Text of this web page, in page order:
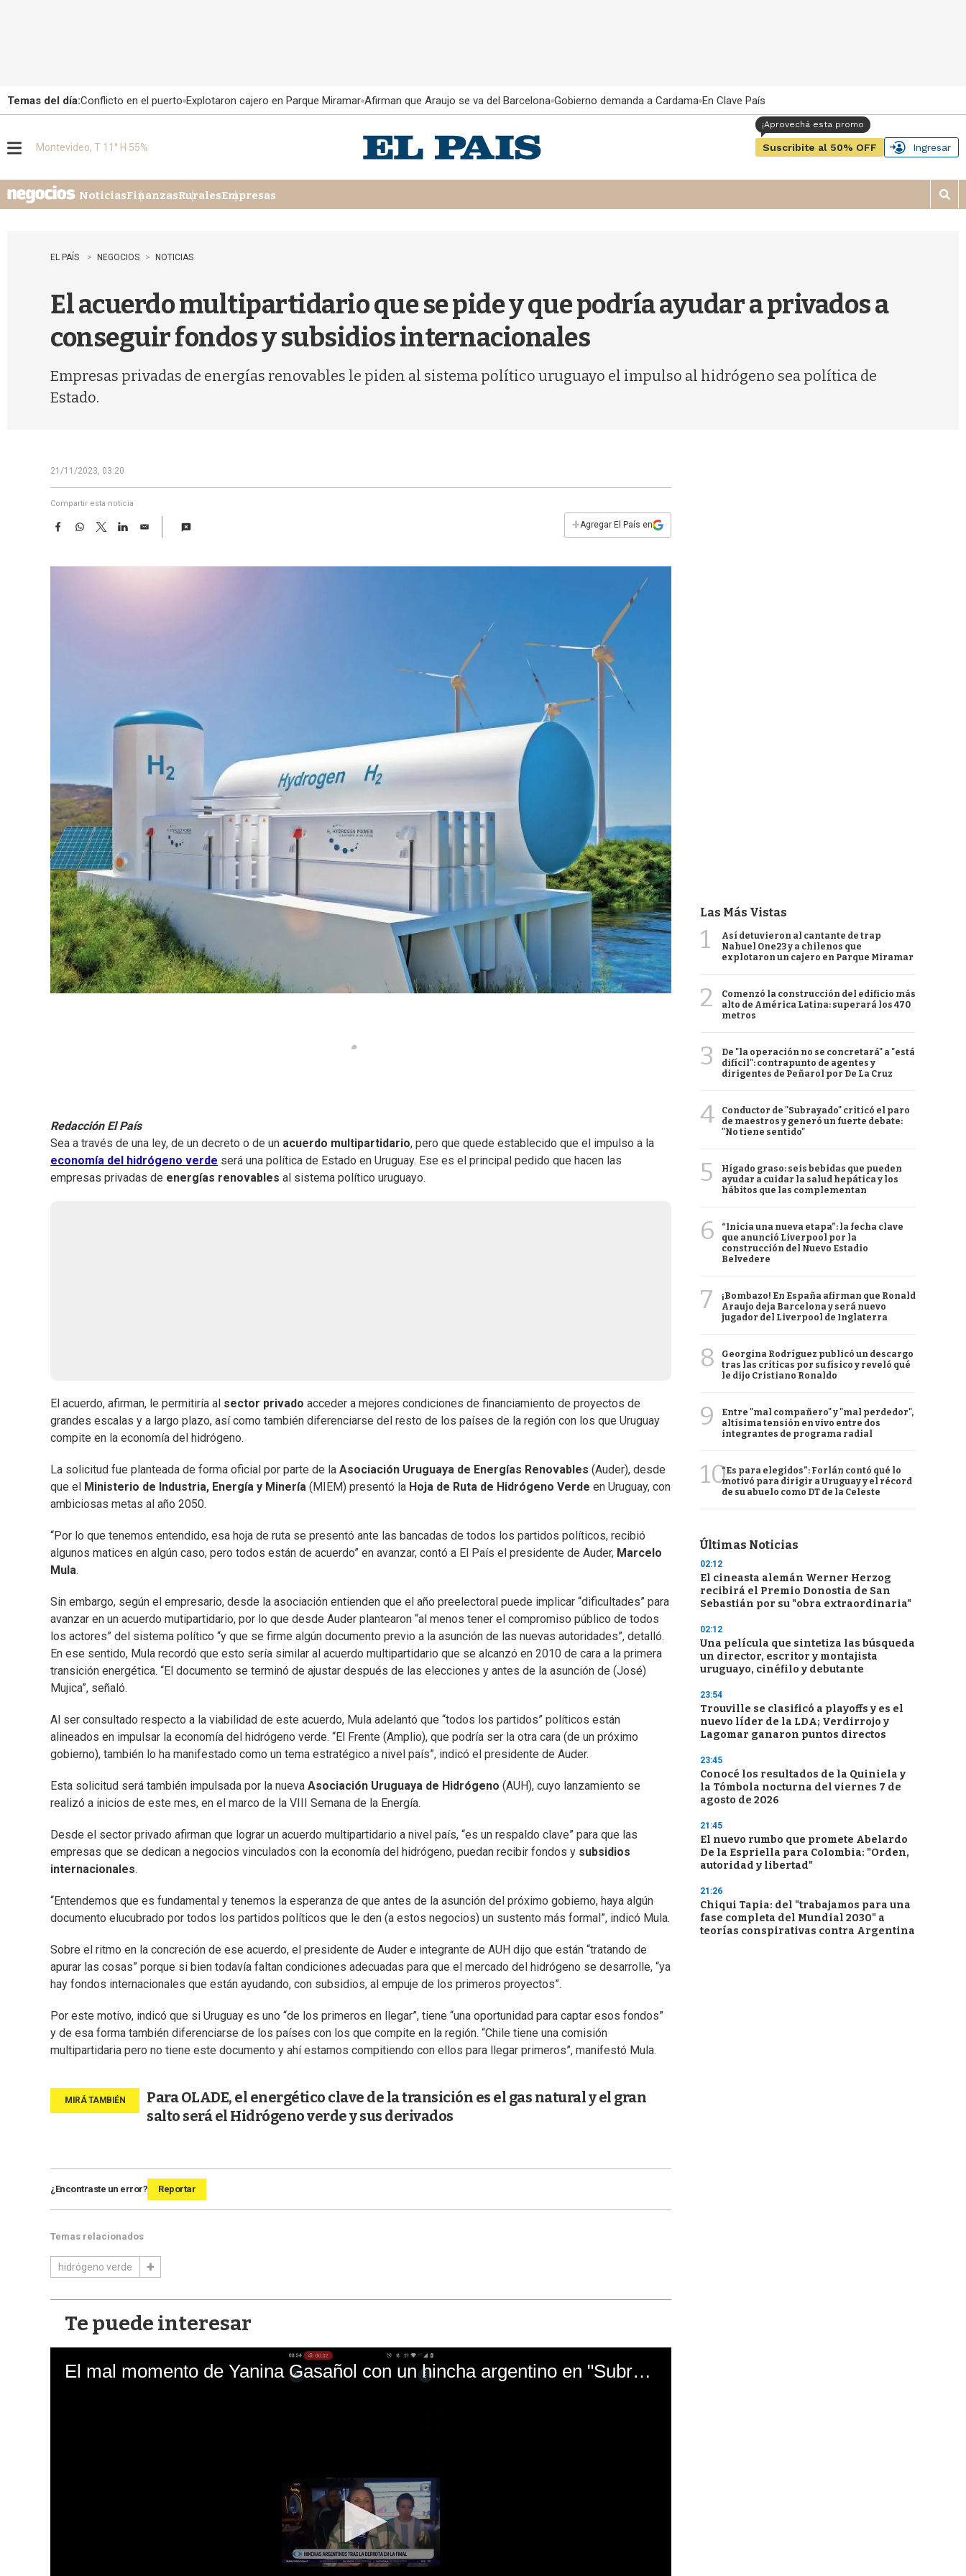
Temas del día:Conflicto en el puerto Explotaron cajero en Parque Miramar Afirman que Araujo se va del Barcelona Gobierno demanda a Cardama En Clave País
u
Montevideo, T 11° H 55% Suscribite al 50% OFF Ingresar
NoticiasFinanzasRuralesEmpresas
M
o
EL PAÍS NEGOCIOS NOTICIAS
El acuerdo multipartidario que se pide y que podría ayudar a privados a
conseguir fondos y subsidios internacionales
Empresas privadas de energías renovables le piden al sistema político uruguayo el impulso al hidrógeno sea política de
Estado.
21/11/2023, 03:20
Compartir esta noticia
F
e
W
t
T
w
t
L
k
E
i
+Agregar El País en
Redacción El País
Sea a través de una ley, de un decreto o de un acuerdo multipartidario, pero que quede establecido que el impulso a la
economía del hidrógeno verde será una política de Estado en Uruguay. Ese es el principal pedido que hacen las
empresas privadas de energías renovables al sistema político uruguayo.
El acuerdo, afirman, le permitiría al sector privado acceder a mejores condiciones de financiamiento de proyectos de
grandes escalas y a largo plazo, así como también diferenciarse del resto de los países de la región con los que Uruguay
compite en la economía del hidrógeno.
La solicitud fue planteada de forma oficial por parte de la Asociación Uruguaya de Energías Renovables (Auder), desde
que el
Ministerio de Industria, Energía y Minería (MIEM) presentó la Hoja de Ruta de Hidrógeno Verde en Uruguay, con
ambiciosas metas al año 2050.
“Por lo que tenemos entendido, esa hoja de ruta se presentó ante las bancadas de todos los partidos políticos, recibió
algunos matices en algún caso, pero todos están de acuerdo” en avanzar, contó a El País el presidente de Auder, Marcelo
Mula.
Sin embargo, según el empresario, desde la asociación entienden que el año preelectoral puede implicar “dificultades” para
avanzar en un acuerdo mutipartidario, por lo que desde Auder plantearon “al menos tener el compromiso público de todos
los actores” del sistema político “y que se firme algún documento previo a la asunción de las nuevas autoridades”, detalló.
En ese sentido, Mula recordó que esto sería similar al acuerdo multipartidario que se alcanzó en 2010 de cara a la primera
transición energética. “El documento se terminó de ajustar después de las elecciones y antes de la asunción de (José)
Mujica”, señaló.
Al ser consultado respecto a la viabilidad de este acuerdo, Mula adelantó que “todos los partidos” políticos están
alineados en impulsar la economía del hidrógeno verde. “El Frente (Amplio), que podría ser la otra cara (de un próximo
gobierno), también lo ha manifestado como un tema estratégico a nivel país”, indicó el presidente de Auder.
Esta solicitud será también impulsada por la nueva Asociación Uruguaya de Hidrógeno (AUH), cuyo lanzamiento se
realizó a inicios de este mes, en el marco de la VIII Semana de la Energía.
Desde el sector privado afirman que lograr un acuerdo multipartidario a nivel país, “es un respaldo clave” para que las
empresas que se dedican a negocios vinculados con la economía del hidrógeno, puedan recibir fondos y subsidios
internacionales.
“Entendemos que es fundamental y tenemos la esperanza de que antes de la asunción del próximo gobierno, haya algún
documento elucubrado por todos los partidos políticos que le den (a estos negocios) un sustento más formal”, indicó Mula.
Sobre el ritmo en la concreción de ese acuerdo, el presidente de Auder e integrante de AUH dijo que están “tratando de
apurar las cosas” porque si bien todavía faltan condiciones adecuadas para que el mercado del hidrógeno se desarrolle, “ya
hay fondos internacionales que están ayudando, con subsidios, al empuje de los primeros proyectos”.
Por este motivo, indicó que si Uruguay es uno “de los primeros en llegar”, tiene “una oportunidad para captar esos fondos”
y de esa forma también diferenciarse de los países con los que compite en la región. “Chile tiene una comisión
multipartidaria pero no tiene este documento y ahí estamos compitiendo con ellos para llegar primeros”, manifestó Mula.
Para OLADE, el energético clave de la transición es el gas natural y el gran
salto será el Hidrógeno verde y sus derivados
¿Encontraste un error? Reportar
Temas relacionados
hidrógeno verde
Te puede interesar
El mal momento de Yanina Gasañol con un hincha argentino en "Subrayado"
Las Más Vistas
1
Así detuvieron al cantante de trap
Nahuel One23 y a chilenos que
explotaron un cajero en Parque Miramar
2
Comenzó la construcción del edificio más
alto de América Latina: superará los 470
metros
3
De "la operación no se concretará" a "está
difícil": contrapunto de agentes y
dirigentes de Peñarol por De La Cruz
4
Conductor de "Subrayado" criticó el paro
de maestros y generó un fuerte debate:
"No tiene sentido"
5
Hígado graso: seis bebidas que pueden
ayudar a cuidar la salud hepática y los
hábitos que las complementan
6
“Inicia una nueva etapa”: la fecha clave
que anunció Liverpool por la
construcción del Nuevo Estadio
Belvedere
7
¡Bombazo! En España afirman que Ronald
Araujo deja Barcelona y será nuevo
jugador del Liverpool de Inglaterra
8
Georgina Rodríguez publicó un descargo
tras las críticas por su físico y reveló qué
le dijo Cristiano Ronaldo
9
Entre "mal compañero" y "mal perdedor",
altísima tensión en vivo entre dos
integrantes de programa radial
10“Es para elegidos”: Forlán contó qué lo
motivó para dirigir a Uruguay y el récord
de su abuelo como DT de la Celeste
Últimas Noticias
02:12
El cineasta alemán Werner Herzog
recibirá el Premio Donostia de San
Sebastián por su "obra extraordinaria"
02:12
Una película que sintetiza las búsqueda
un director, escritor y montajista
uruguayo, cinéfilo y debutante
23:54
Trouville se clasificó a playoffs y es el
nuevo líder de la LDA; Verdirrojo y
Lagomar ganaron puntos directos
23:45
Conocé los resultados de la Quiniela y
la Tómbola nocturna del viernes 7 de
agosto de 2026
21:45
El nuevo rumbo que promete Abelardo
De la Espriella para Colombia: "Orden,
autoridad y libertad"
21:26
Chiqui Tapia: del "trabajamos para una
fase completa del Mundial 2030" a
teorías conspirativas contra Argentina